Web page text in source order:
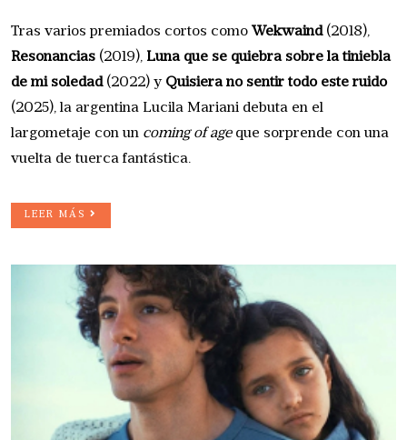
Tras varios premiados cortos como Wekwaind(2018),
Resonancias (2019), Luna que se quiebra sobre la tiniebla
de mi soledad(2022) y Quisiera no sentir todo este ruido
(2025), la argentina Lucila Mariani debuta en el
largometaje con un coming of ageque sorprende con una
vuelta de tuerca fantástica.
LEER MÁS